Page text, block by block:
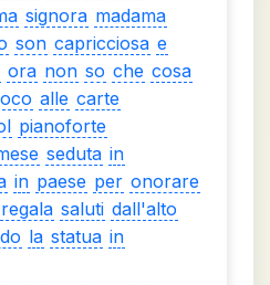
signora madama
son capricciosa e
ora non so che cosa
alle carte
pianoforte
seduta in
in paese per onorare
regala saluti dall'alto
la statua in